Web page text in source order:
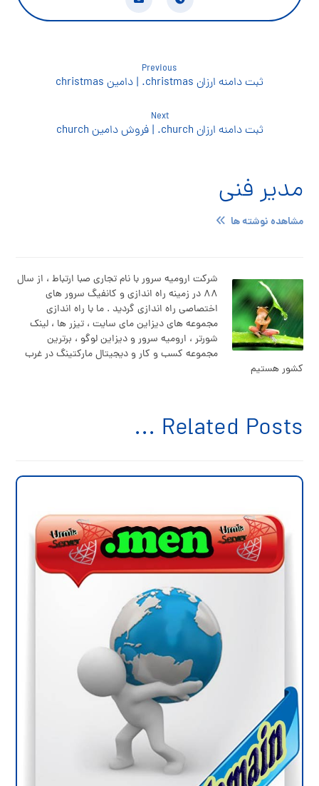
Previous
ثبت دامنه ارزان christmas. | دامین christmas
Next
ثبت دامنه ارزان church. | فروش دامین church
مدیر فنی
مشاهده نوشته ها
شرکت ارومیه سرور با نام تجاری صبا ارتباط ، از سال
۸۸ در زمینه راه اندازی و کانفیگ سرور های
اختصاصی راه اندازی گردید . ما با راه اندازی
مجموعه های دیزاین مای سایت ، تیزر ها ، لینک
شورتر ، ارومیه سرور و دیزاین لوگو ، برترین
مجموعه کسب و کار و دیجیتال مارکتینگ در غرب
کشور هستیم
Related Posts ...